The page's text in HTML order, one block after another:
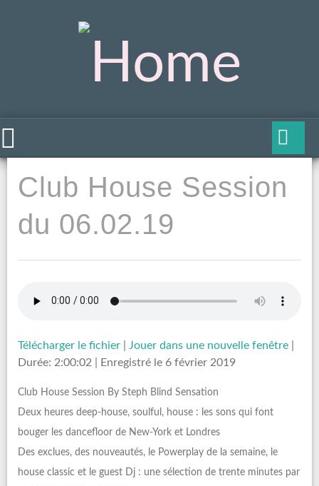
Club House Session
du 06.02.19
Télécharger le fichier Jouer dans une nouvelle fenêtre
Durée: 2:00:02
Enregistré le 6 février 2019
Club House Session By Steph Blind Sensation
Deux heures deep-house, soulful, house : les sons qui font
bouger les dancefloor de New-York et Londres
Des exclues, des nouveautés, le Powerplay de la semaine, le
house classic et le guest Dj : une sélection de trente minutes par